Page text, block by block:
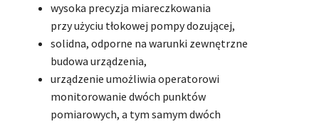
wysoka precyzja miareczkowania
przy użyciu tłokowej pompy dozującej,
solidna, odporne na warunki zewnętrzne
budowa urządzenia,
urządzenie umożliwia operatorowi
monitorowanie dwóch punktów
pomiarowych, a tym samym dwóch